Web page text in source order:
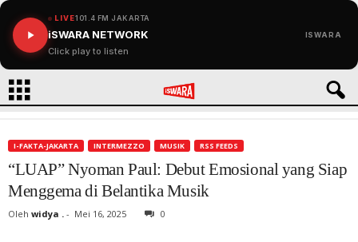
LIVE101.4 FM JAKARTA
iSWARA NETWORK
Click play to listen
ISWARA
I-FAKTA-JAKARTA INTERMEZZO MUSIK RSS FEEDS
“LUAP” Nyoman Paul: Debut Emosional yang Siap
Menggema di Belantika Musik
Oleh widya . - Mei 16, 2025 0